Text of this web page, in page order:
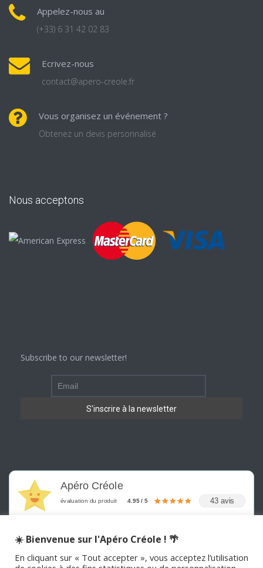
Appelez-nous au
(+33) 6 31 42 02 83
Ecrivez-nous
contact@apero-creole.fr
Vous organisez un événement ?
Obtenez un devis personnalisé
Nous acceptons
Subscribe to our newsletter!
Apéro Créole
évaluation du produit 4.95 / 5 43 avis
☀️ Bienvenue sur l'Apéro Créole ! 🌴
En cliquant sur « Tout accepter », vous acceptez l’utilisation